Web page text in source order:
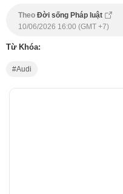
Theo Đời sống Pháp luật
10/06/2026 16:00 (GMT +7)
Từ Khóa:
Audi